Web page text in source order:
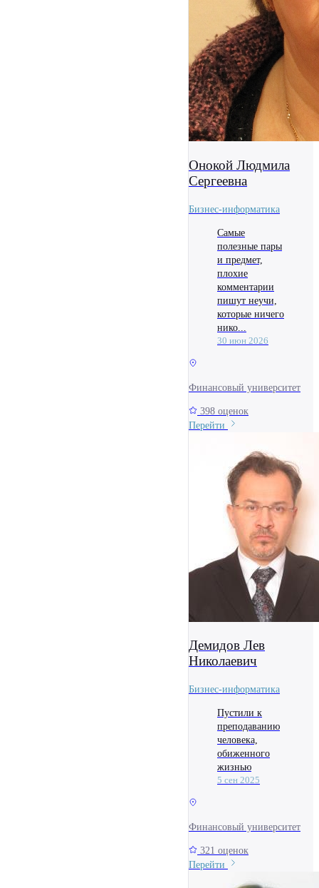
Онокой Людмила
Сергеевна
Бизнес-информатика
Самые
полезные пары
и предмет,
плохие
комментарии
пишут неучи,
которые ничего
нико...
30 июн 2026
Финансовый университет
398 оценок
Перейти
Демидов Лев
Николаевич
Бизнес-информатика
Пустили к
преподаванию
человека,
обиженного
жизнью
5 сен 2025
Финансовый университет
321 оценок
Перейти